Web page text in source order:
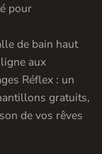
pour
de bain haut
aux
Réflex : un
gratuits,
de vos rêves